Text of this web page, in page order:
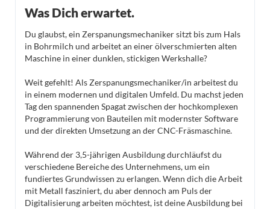
Was Dich erwartet.
Du glaubst, ein Zerspanungsmechaniker sitzt bis zum Hals
in Bohrmilch und arbeitet an einer ölverschmierten alten
Maschine in einer dunklen, stickigen Werkshalle?
Weit gefehlt! Als Zerspanungsmechaniker/in arbeitest du
in einem modernen und digitalen Umfeld. Du machst jeden
Tag den spannenden Spagat zwischen der hochkomplexen
Programmierung von Bauteilen mit modernster Software
und der direkten Umsetzung an der CNC-Fräsmaschine.
Während der 3,5-jährigen Ausbildung durchläufst du
verschiedene Bereiche des Unternehmens, um ein
fundiertes Grundwissen zu erlangen. Wenn dich die Arbeit
mit Metall fasziniert, du aber dennoch am Puls der
Digitalisierung arbeiten möchtest, ist deine Ausbildung bei